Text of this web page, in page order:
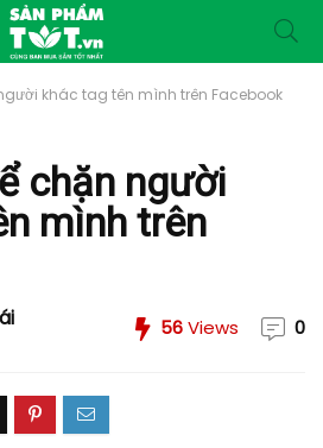
khác tag tên mình trên Facebook
chặn người
mình trên
56Views 0